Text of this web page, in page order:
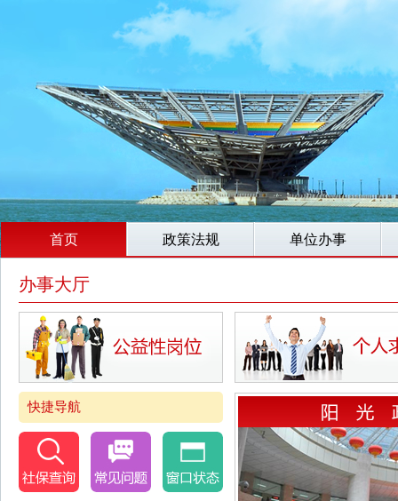
首页 政策法规 单位办事
办事大厅
快捷导航